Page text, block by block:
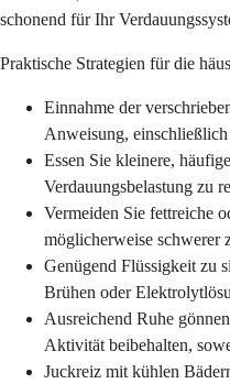
schonend für Ihr
Praktische Strategien für die
Einnahme der
Anweisung,
Essen Sie kleinere,
Verdauungsbelastung zu
Vermeiden Sie fettreiche
möglicherweise schwerer
Genügend Flüssigkeit zu
Brühen oder
Ausreichend Ruhe
Aktivität beibehalten,
Juckreiz mit kühlen